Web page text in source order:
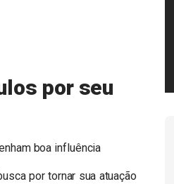
por seu
boa influência
por tornar sua atuação